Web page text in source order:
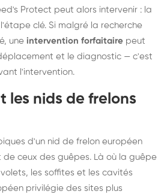
Protect peut alors intervenir : la
clé. Si malgré la recherche
une intervention forfaitaire peut
et le diagnostic — c'est
l'intervention.
les nids de frelons
d'un nid de frelon européen
ceux des guêpes. Là où la guêpe
les soffites et les cavités
privilégie des sites plus